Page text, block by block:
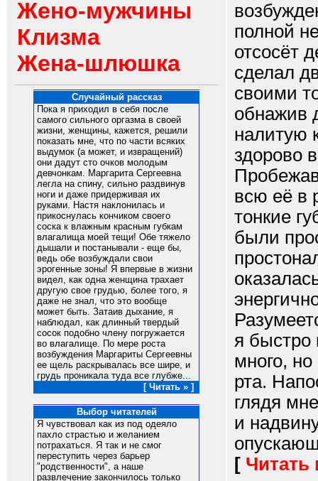
Жено-мужчины
Клизма
Жена-шлюшка
Случайный рассказ
Пока я приходил в себя после
самого сильного оргазма в своей
жизни, женщины, кажется, решили
показать мне, что по части всяких
выдумок (а может, и извращений)
они дадут сто очков молодым
девчонкам. Маргарита Сергеевна
легла на спину, сильно раздвинув
ноги и даже придерживая их
руками. Настя наклонилась и
прикоснулась кончиком своего
соска к влажным красным губкам
влагалища моей тещи! Обе тяжело
дышали и постанывали - еще бы,
ведь обе возбуждали свои
эрогенные зоны! Я впервые в жизни
видел, как одна женщина трахает
другую свое грудью, более того, я
даже не знал, что это вообще
может быть. Затаив дыхание, я
наблюдал, как длинный твердый
сосок подобно члену погружается
во влагалище. По мере роста
возбуждения Маргариты Сергеевны
ее щель раскрывалась все шире, и
грудь проникала туда все глубже...
[ Читать » ]
Выбор читателей
Я чувствовал как из под одеяло
пахло страстью и желанием
потрахаться. Я так и не смог
переступить через барьер
"родственности", а наше
развлечение закончилось только
полной
отсосёт
сделал
своими
обнажив
налитую
здорово
всю её в
тонкие
были
я
много, но
рта.
глядя
и
[ Читать